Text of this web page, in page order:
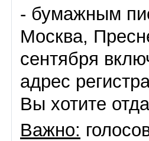
- бумажным
Москва,
сентября
адрес
Вы хотите
Важно: